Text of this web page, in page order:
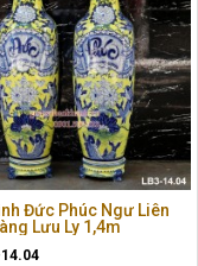
Đức Phúc Ngư Liên
Lưu Ly 1,4m